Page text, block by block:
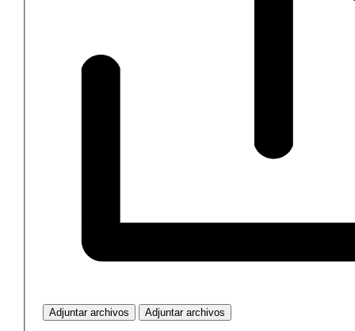
Adjuntar archivos Adjuntar archivos